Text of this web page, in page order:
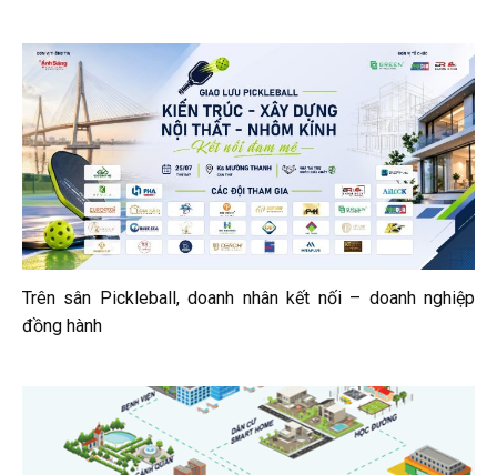
Trên sân Pickleball, doanh nhân kết nối – doanh nghiệp
đồng hành